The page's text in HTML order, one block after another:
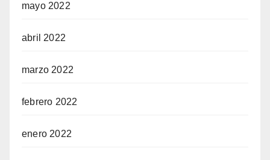
mayo 2022
abril 2022
marzo 2022
febrero 2022
enero 2022